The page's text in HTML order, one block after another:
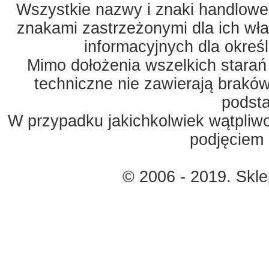
Wszystkie nazwy i znaki
znakami zastrzeżonymi dla ich
informacyjnych dla
Mimo dołożenia wszelkich
techniczne nie zawierają
W przypadku jakichkolwiek
© 2006 - 2019.